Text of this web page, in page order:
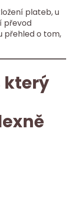
plateb, u
převod
přehled o tom,
který